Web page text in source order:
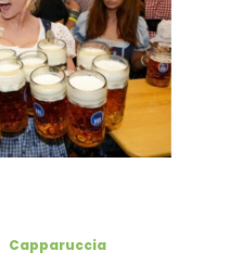
Capparuccia